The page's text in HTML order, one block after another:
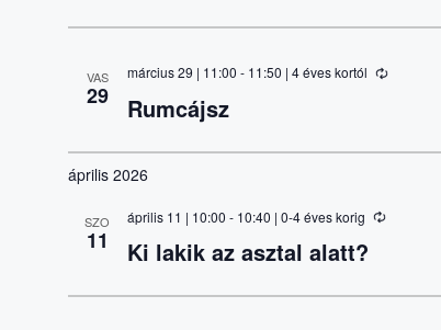
VAS
29
március 29 | 11:00 - 11:50 | 4 éves kortól
Rumcájsz
április 2026
SZO
11
április 11 | 10:00 - 10:40 | 0-4 éves korig
Ki lakik az asztal alatt?